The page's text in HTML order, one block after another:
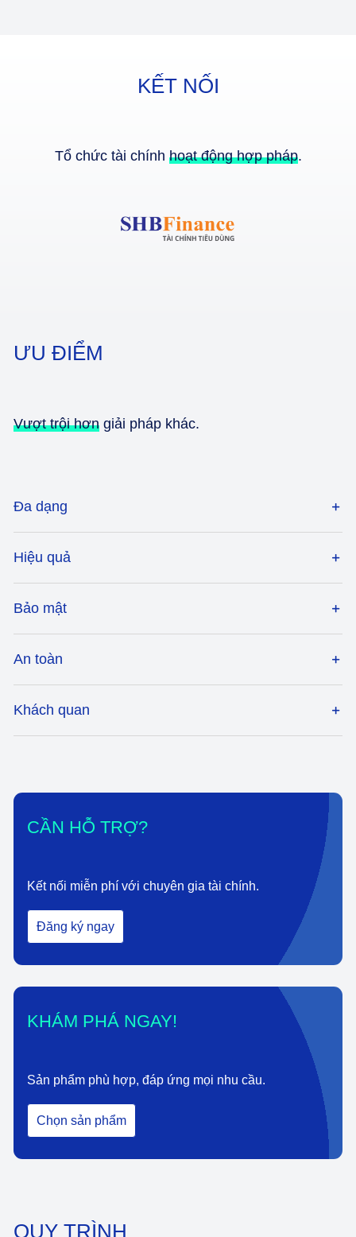
KẾT NỐI
Tổ chức tài chính hoạt động hợp pháp.
ƯU ĐIỂM
Vượt trội hơngiải pháp khác.
Đa dạng
Hiệu quả
Bảo mật
An toàn
Khách quan
CẦN HỖ TRỢ?
Kết nối miễn phí với chuyên gia tài chính.
Đăng ký ngay
KHÁM PHÁ NGAY!
Sản phẩm phù hợp, đáp ứng mọi nhu cầu.
Chọn sản phẩm
QUY TRÌNH